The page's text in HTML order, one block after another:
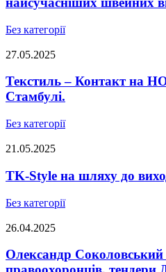
Без категорії
27.05.2025
Текстиль – Контакт на
Стамбулі.
Без категорії
21.05.2025
TK-Style на шляху до
Без категорії
26.04.2025
Олександр Соколовський